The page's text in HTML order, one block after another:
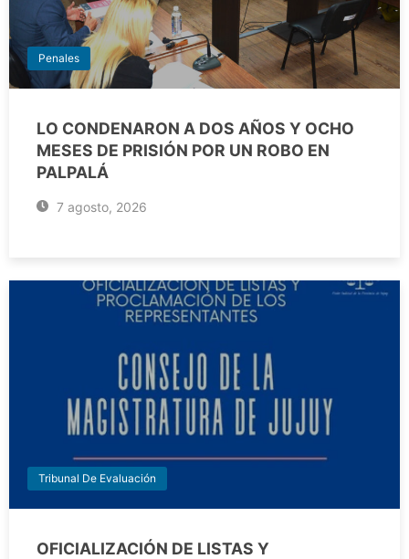
Penales
LO CONDENARON A DOS AÑOS Y OCHO
MESES DE PRISIÓN POR UN ROBO EN
PALPALÁ
7 agosto, 2026
Tribunal De Evaluación
OFICIALIZACIÓN DE LISTAS Y